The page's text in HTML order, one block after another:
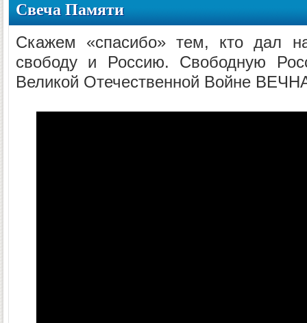
Свеча Памяти
Скажем «спасибо» тем, кто дал
свободу и Россию. Свободную
Великой Отечественной Войне